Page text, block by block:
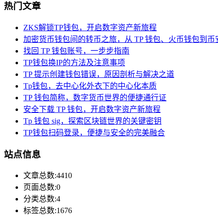
热门文章
ZKS解锁TP钱包，开启数字资产新旅程
加密货币钱包间的转币之旅，从 TP 钱包、火币钱包到币
找回 TP 钱包账号，一步步指南
TP钱包换IP的方法及注意事项
TP 提示创建钱包错误，原因剖析与解决之道
Tp钱包，去中心化外衣下的中心化本质
TP 钱包简称，数字货币世界的便捷通行证
安全下载 TP 钱包，开启数字资产新旅程
Tp 钱包 sig，探索区块链世界的关键密钥
TP钱包扫码登录，便捷与安全的完美融合
站点信息
文章总数:4410
页面总数:0
分类总数:4
标签总数:1676